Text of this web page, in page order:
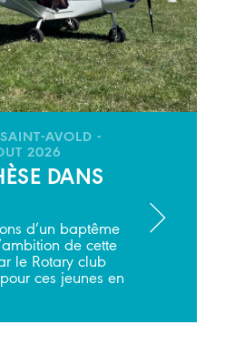
AVOLD -
2026
DANS
d’un baptême
de cette
le Rotary club
ces jeunes en